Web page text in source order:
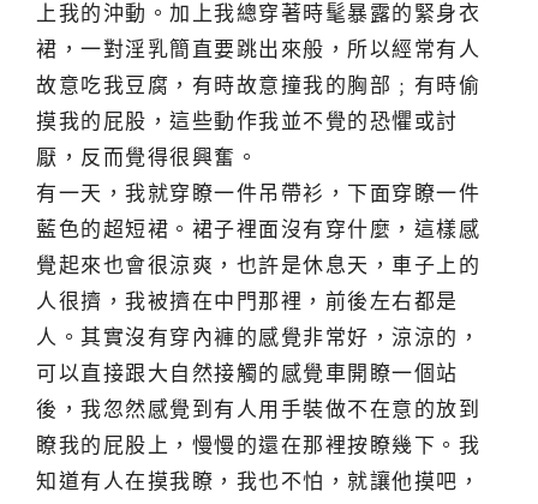
上我的沖動。加上我總穿著時髦暴露的緊身衣
裙，一對淫乳簡直要跳出來般，所以經常有人
故意吃我豆腐，有時故意撞我的胸部﹔有時偷
摸我的屁股，這些動作我並不覺的恐懼或討
厭，反而覺得很興奮。
有一天，我就穿瞭一件吊帶衫，下面穿瞭一件
藍色的超短裙。裙子裡面沒有穿什麼，這樣感
覺起來也會很涼爽，也許是休息天，車子上的
人很擠，我被擠在中門那裡，前後左右都是
人。其實沒有穿內褲的感覺非常好，涼涼的，
可以直接跟大自然接觸的感覺車開瞭一個站
後，我忽然感覺到有人用手裝做不在意的放到
瞭我的屁股上，慢慢的還在那裡按瞭幾下。我
知道有人在摸我瞭，我也不怕，就讓他摸吧，